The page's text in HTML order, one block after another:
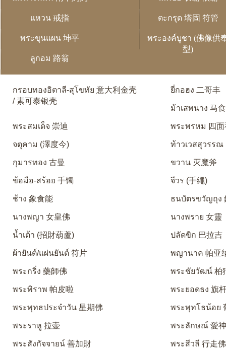
แหวน 戒指 ตะกรุด 塔固 符管
พระขุนแผน 坤平
พระองค์บูชา (佛像供
型)
ลูกอม 路翁
กรอบทองอิตาลี-สุโขทัย 意大利金壳
/ 素可泰银壳
ยี่กอฮง 二哥丰
ม้าเสพนาง 马
พระสมเด็จ 崇迪 พระพรหม 四面
จตุคาม (澤度今) ท้าวเวสสุวรรณ
กุมารทอง 古曼 ขวาน 灭魔斧
ข้อมือ-สร้อย 手镯 จีวร (手繩)
ช้าง 象食能 ธนบัตรขวัญถุง
นางพญา 女皇佛 นางพราย 女靈
น้ำเต้า (招財葫蘆) ปลัดขิก 巴拉吉
ผ้ายันต์/แผ่นยันต์ 符片 พญานาค 帕亚
พระกริ่ง 藥師佛 พระชัยวัฒน์ 柏
พระพิราพ 帕皮啦 พระยอดธง 旗
พระพุทธประจำวัน 星期佛 พระพุทโธน้อย
พระราหู 拉壶 พระลักษณ์ 愛
พระสังกัจจายน์ 善加財 พระสีวลี 行走佛